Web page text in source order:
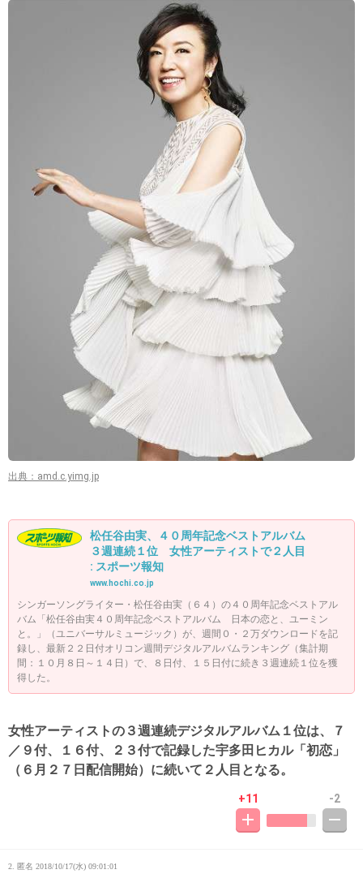
出典：amd.c.yimg.jp
松任谷由実、４０周年記念ベストアルバム
３週連続１位 女性アーティストで２人目
: スポーツ報知
www.hochi.co.jp
シンガーソングライター・松任谷由実（６４）の４０周年記念ベストアル
バム「松任谷由実４０周年記念ベストアルバム 日本の恋と、ユーミン
と。」（ユニバーサルミュージック）が、週間０・２万ダウンロードを記
録し、最新２２日付オリコン週間デジタルアルバムランキング（集計期
間：１０月８日～１４日）で、８日付、１５日付に続き３週連続１位を獲
得した。
女性アーティストの３週連続デジタルアルバム１位は、７
／９付、１６付、２３付で記録した宇多田ヒカル「初恋」
（６月２７日配信開始）に続いて２人目となる。
+11 -2
2. 匿名 2018/10/17(水) 09:01:01